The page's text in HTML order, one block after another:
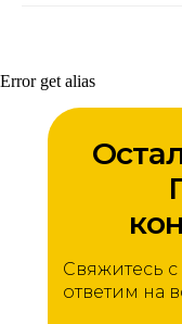
Error get alias
Свяжитесь
ответим на